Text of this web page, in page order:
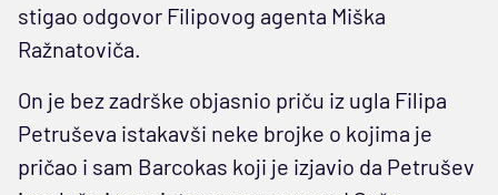
stigao odgovor Filipovog agenta Miška
Ražnatoviča.
On je bez zadrške objasnio priču iz ugla Filipa
Petruševa istakavši neke brojke o kojima je
pričao i sam Barcokas koji je izjavio da Petrušev